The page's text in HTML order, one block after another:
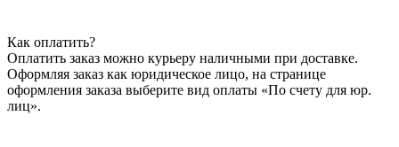
Как оплатить?
Оплатить заказ можно курьеру наличными при доставке.
Оформляя заказ как юридическое лицо, на странице
оформления заказа выберите вид оплаты «По счету для юр.
лиц».